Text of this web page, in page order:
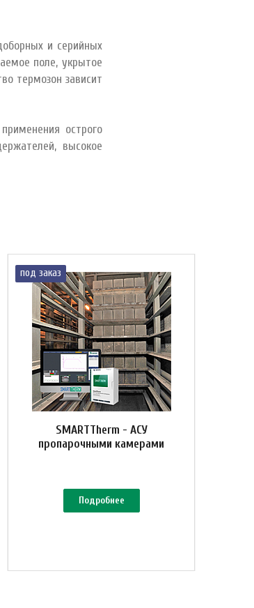
и серийных
поле, укрытое
термозон зависит
острого
высокое
под заказ
SMARTTherm - АСУ
пропарочными камерами
Подробнее